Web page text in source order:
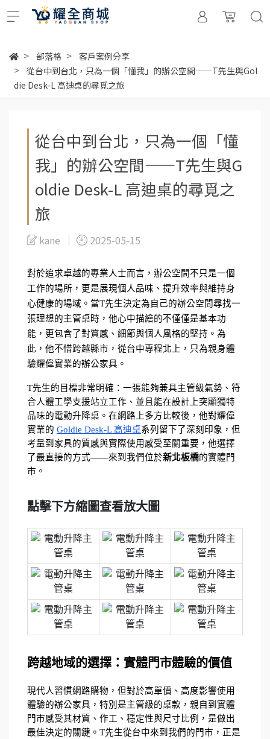
部落格
客戶案例分享
從台中到台北，只為一個「懂我」的辦公空間——T先生與Gol
die Desk-L 高迪桌的尋覓之旅
從台中到台北，只為一個「懂
我」的辦公空間——T先生與G
oldie Desk-L 高迪桌的尋覓之
旅
kane 2025-05-15
對於追求卓越的專業人士而言，辦公空間不只是一個
工作的場所，更是展現個人品味、提升效率與維持身
心健康的場域。當T先生決定為自己的辦公空間尋找一
張理想的主管桌時，他心中描繪的不僅僅是基本功
能，更包含了對質感、細節與個人風格的堅持。為
此，他不惜跨越縣市，從台中專程北上，只為親身體
驗耀偉實業的辦公家具。
T先生的目標非常明確：一張能夠兼具主管級氣勢、符
合人體工學支援站立工作、並且能在設計上突顯獨特
品味的電動升降桌。在網路上多方比較後，他對耀偉
實業的 Goldie Desk-L 高迪桌系列留下了深刻印象，但
考量到家具的質感與實際使用感受至關重要，他選擇
了最直接的方式——來到我們位於新北板橋的實體門
市。
點擊下方縮圖查看放大圖
跨越地域的選擇：實體門市體驗的價值
現代人習慣網路購物，但對於高單價、高度影響使用
體驗的辦公家具，特別是主管級的桌款，親自到實體
門市感受其材質、作工、穩定性與尺寸比例，是做出
最佳決定的關鍵。T先生從台中來到我們的門市，正是